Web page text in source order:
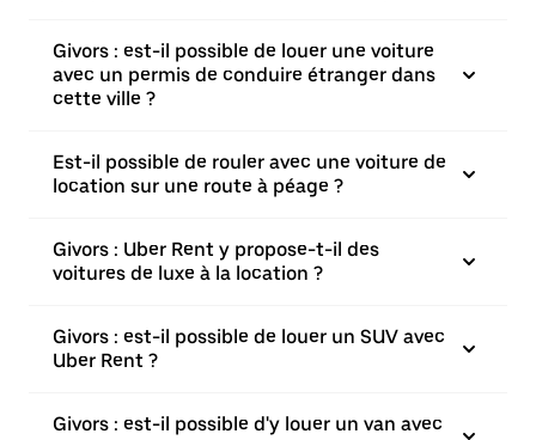
Givors : est-il possible de louer une voiture
avec un permis de conduire étranger dans
cette ville ?
Est-il possible de rouler avec une voiture de
location sur une route à péage ?
Givors : Uber Rent y propose-t-il des
voitures de luxe à la location ?
Givors : est-il possible de louer un SUV avec
Uber Rent ?
Givors : est-il possible d'y louer un van avec